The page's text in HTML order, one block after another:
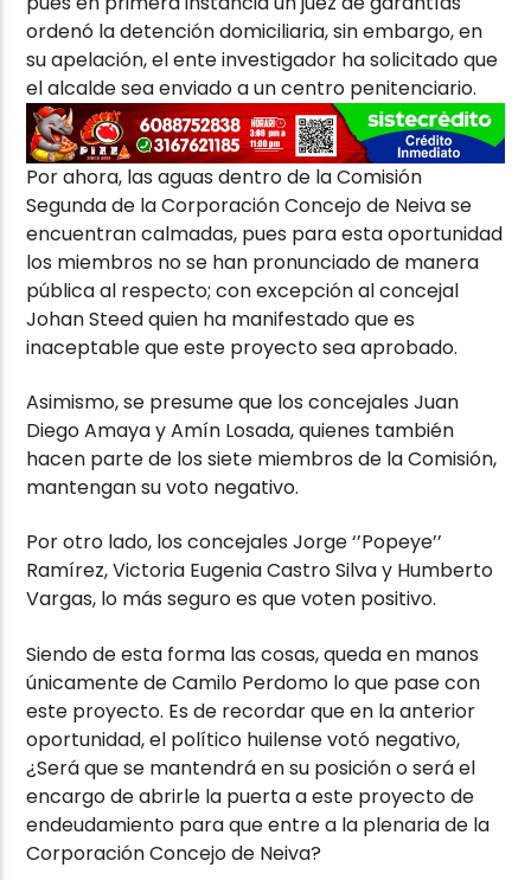
ordenó la detención domiciliaria, sin embargo, en
su apelación, el ente investigador ha solicitado que
el alcalde sea enviado a un centro penitenciario.
Por ahora, las aguas dentro de la Comisión
Segunda de la Corporación Concejo de Neiva se
encuentran calmadas, pues para esta oportunidad
los miembros no se han pronunciado de manera
pública al respecto; con excepción al concejal
Johan Steed quien ha manifestado que es
inaceptable que este proyecto sea aprobado.
Asimismo, se presume que los concejales Juan
Diego Amaya y Amín Losada, quienes también
hacen parte de los siete miembros de la Comisión,
mantengan su voto negativo.
Por otro lado, los concejales Jorge ‘’Popeye’’
Ramírez, Victoria Eugenia Castro Silva y Humberto
Vargas, lo más seguro es que voten positivo.
Siendo de esta forma las cosas, queda en manos
únicamente de Camilo Perdomo lo que pase con
este proyecto. Es de recordar que en la anterior
oportunidad, el político huilense votó negativo,
¿Será que se mantendrá en su posición o será el
encargo de abrirle la puerta a este proyecto de
endeudamiento para que entre a la plenaria de la
Corporación Concejo de Neiva?